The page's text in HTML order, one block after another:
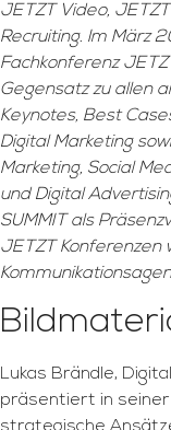
JETZT Video,
Recruiting. Im März
Fachkonferenz
Gegensatz zu allen
Keynotes, Best
Digital Marketing
Marketing, Social
und Digital
SUMMIT als
JETZT Konferenzen
Lukas Brändle,
präsentiert in seiner